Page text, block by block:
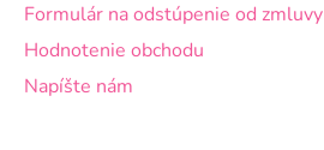
Formulár na odstúpenie od zmluvy
Hodnotenie obchodu
Napíšte nám